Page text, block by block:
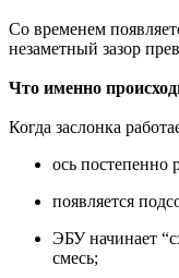
Со временем
незаметный зазор
Что именно
Когда заслонка
ось постепенно
появляется
ЭБУ начинает
смесь;